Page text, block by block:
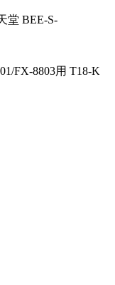
堂 BEE-S-
FX-8803用 T18-K